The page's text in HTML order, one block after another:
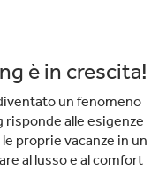
è in crescita!
un fenomeno
risponde alle esigenze
proprie vacanze in un
al lusso e al comfort